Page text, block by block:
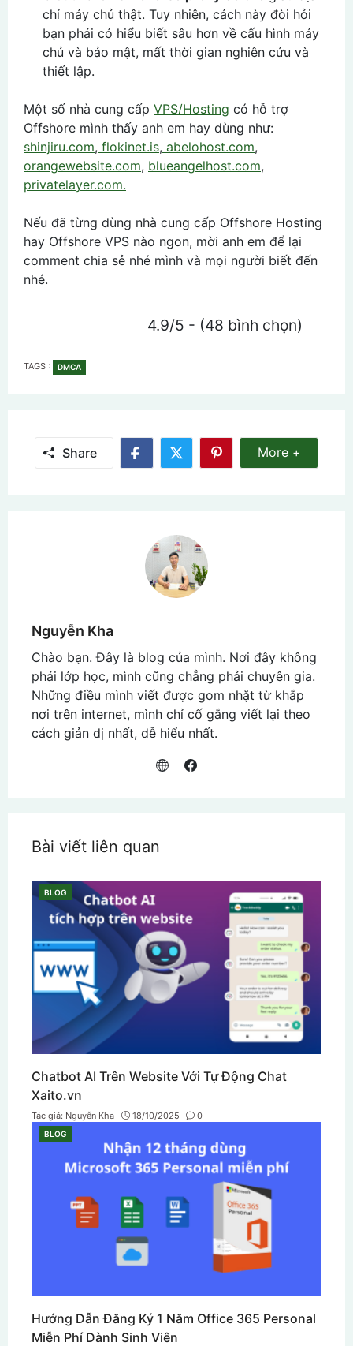
chỉ máy chủ thật. Tuy nhiên, cách này đòi hỏi
bạn phải có hiểu biết sâu hơn về cấu hình máy
chủ và bảo mật, mất thời gian nghiên cứu và
thiết lập.
Một số nhà cung cấp VPS/Hosting có hỗ trợ
Offshore mình thấy anh em hay dùng như:
shinjiru.com, flokinet.is, abelohost.com,
orangewebsite.com, blueangelhost.com,
privatelayer.com.
Nếu đã từng dùng nhà cung cấp Offshore Hosting
hay Offshore VPS nào ngon, mời anh em để lại
comment chia sẻ nhé mình và mọi người biết đến
nhé.
4.9/5 - (48 bình chọn)
TAGS : TAGS
DMCA
Share
Share Share
Share More
More +
Nguyễn Kha
Chào bạn. Đây là blog của mình. Nơi đây không
phải lớp học, mình cũng chẳng phải chuyên gia.
Những điều mình viết được gom nhặt từ khắp
nơi trên internet, mình chỉ cố gắng viết lại theo
cách giản dị nhất, dễ hiểu nhất.
Bài viết liên quan
CATEGORIES
BLOG
Chatbot AI Trên Website Với Tự Động Chat
Xaito.vn
Tác giả: Nguyễn Kha 18/10/2025
0
CATEGORIES
BLOG
Hướng Dẫn Đăng Ký 1 Năm Office 365 Personal
Miễn Phí Dành Sinh Viên